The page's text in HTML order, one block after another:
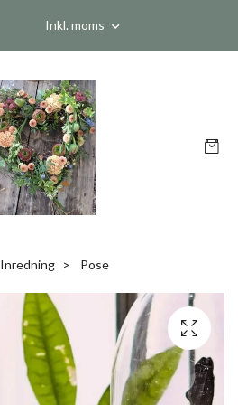
Inkl. moms
Inredning Pose